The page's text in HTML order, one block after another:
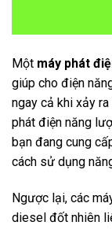
Một máy phát
giúp cho điện
ngay cả khi xảy
phát điện năng
bạn đang cung
cách sử dụng
Ngược lại, các
diesel đốt nhiên